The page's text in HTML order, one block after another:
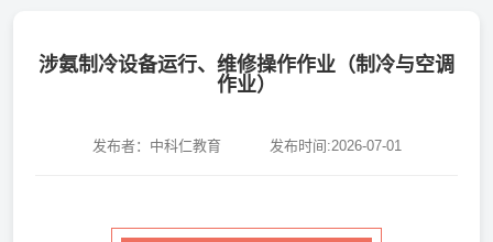
涉氨制冷设备运行、维修操作作业（制冷与空调
作业）
发布者：中科仁教育 发布时间:2026-07-01